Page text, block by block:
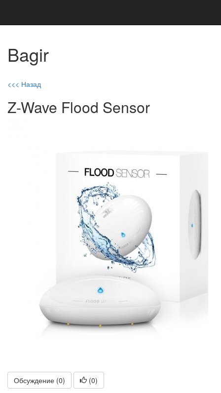
Bagir
<<< Назад
Z-Wave Flood Sensor
Обсуждение (0) (0)